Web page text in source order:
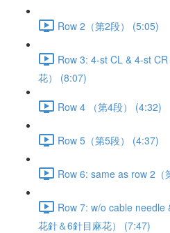
Row 2（第2段） (5:05)
Row 3: 4-st CL & 4-st
花） (8:07)
Row 4 （第4段） (4:32)
Row 5（第5段） (4:37)
Row 6: same as row 2（
Row 7: w/o cable needle
花針＆6針目麻花） (7:47)